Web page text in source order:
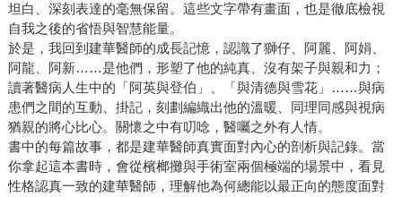
坦白、深刻表達的毫無保留。這些文字帶有畫面，也是徹底檢視
自我之後的省悟與智慧能量。
於是，我回到建華醫師的成長記憶，認識了獅仔、阿麗、阿娟、
阿龍、阿新……是他們，形塑了他的純真、沒有架子與親和力；
讀著醫病人生中的「阿英與登伯」、「與清德與雪花」……與病
患們之間的互動、掛記，刻劃編織出他的溫暖、同理同感與視病
猶親的將心比心。關懷之中有叨唸，醫囑之外有人情。
書中的每篇故事，都是建華醫師真實面對內心的剖析與記錄。當
你拿起這本書時，會從檳榔攤與手術室兩個極端的場景中，看見
性格認真一致的建華醫師，理解他為何總能以最正向的態度面對